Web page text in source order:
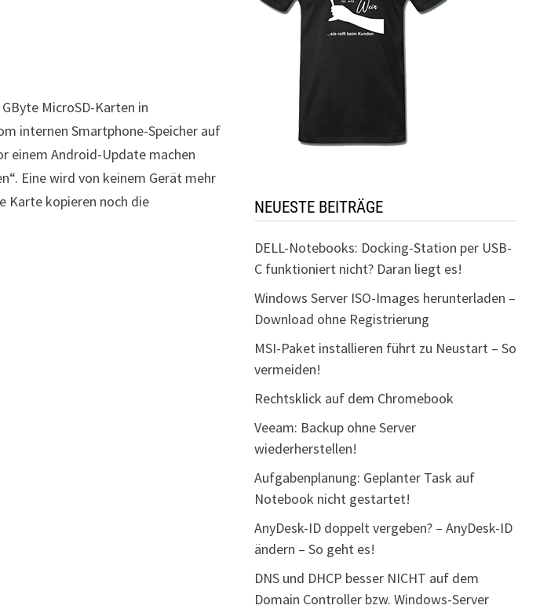
MicroSD-Karten in
internen Smartphone-Speicher auf
einem Android-Update machen
Eine wird von keinem Gerät mehr
Karte kopieren noch die
NEUESTE BEITRÄGE
DELL-Notebooks: Docking-Station per USB-
C funktioniert nicht? Daran liegt es!
Windows Server ISO-Images herunterladen –
Download ohne Registrierung
MSI-Paket installieren führt zu Neustart – So
vermeiden!
Rechtsklick auf dem Chromebook
Veeam: Backup ohne Server
wiederherstellen!
Aufgabenplanung: Geplanter Task auf
Notebook nicht gestartet!
AnyDesk-ID doppelt vergeben? – AnyDesk-ID
ändern – So geht es!
DNS und DHCP besser NICHT auf dem
Domain Controller bzw. Windows-Server